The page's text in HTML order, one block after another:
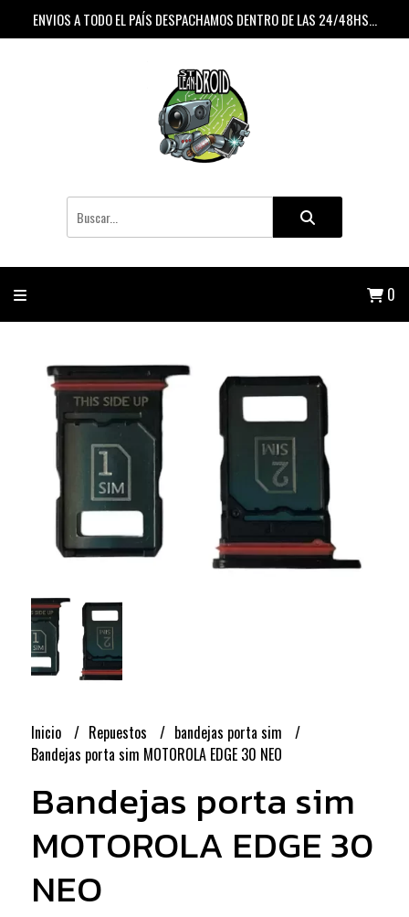
ENVIOS A TODO EL PAÍS DESPACHAMOS DENTRO DE LAS 24/48HS...
0
Inicio Repuestos
bandejas porta sim
Bandejas porta sim MOTOROLA EDGE 30 NEO
Bandejas porta sim
MOTOROLA EDGE 30
NEO